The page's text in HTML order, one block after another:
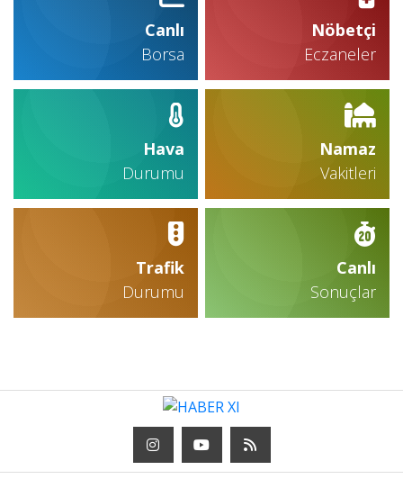
Canlı
Borsa
Nöbetçi
Eczaneler
Hava
Durumu
Namaz
Vakitleri
Trafik
Durumu
Canlı
Sonuçlar